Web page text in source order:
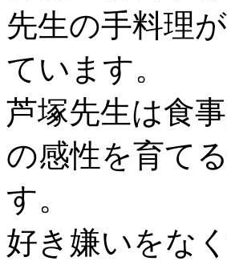
先生の手料理
ています。
芦塚先生は食
の感性を育て
す。
好き嫌いをな